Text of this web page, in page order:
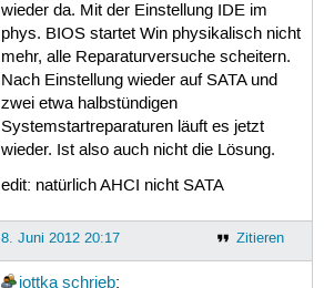
wieder da. Mit der Einstellung IDE im
phys. BIOS startet Win physikalisch nicht
mehr, alle Reparaturversuche scheitern.
Nach Einstellung wieder auf SATA und
zwei etwa halbstündigen
Systemstartreparaturen läuft es jetzt
wieder. Ist also auch nicht die Lösung.
edit: natürlich AHCI nicht SATA
Zitieren
8. Juni 2012 20:17
jottka schrieb: